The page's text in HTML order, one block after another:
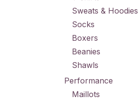
Sweats & Hoodies
Socks
Boxers
Beanies
Shawls
Performance
Maillots